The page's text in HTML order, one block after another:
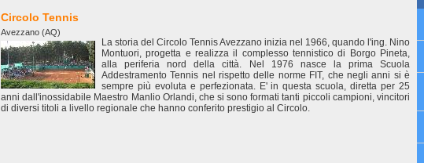
Circolo Tennis
Avezzano (AQ)
La storia del Circolo Tennis Avezzano inizia nel 1966, quando l'ing. Nino
Montuori, progetta e realizza il complesso tennistico di Borgo Pineta,
alla periferia nord della città. Nel 1976 nasce la prima Scuola
Addestramento Tennis nel rispetto delle norme FIT, che negli anni si è
sempre più evoluta e perfezionata. E' in questa scuola, diretta per 25
anni dall'inossidabile Maestro Manlio Orlandi, che si sono formati tanti piccoli campioni, vincitori
di diversi titoli a livello regionale che hanno conferito prestigio al Circolo.